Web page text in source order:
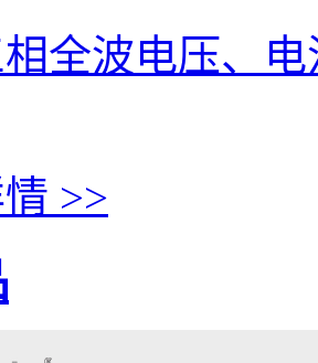
全波电压、
>>